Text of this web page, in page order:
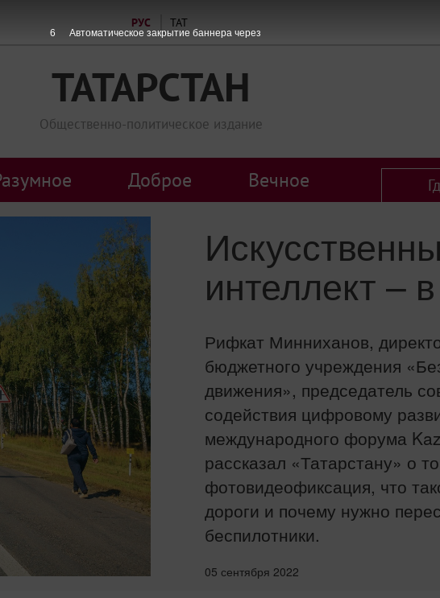
РУС ТАТ
ТАТАРСТАН
Общественно-политическое издание
Доброе Вечное
интеллект –
Рифкат Минниханов,
бюджетного учреждения
движения», председатель
содействия цифровому
международного форума
рассказал «Татарстану» о
фотовидеофиксация, что
дороги и почему нужно
беспилотники.
05 сентября 2022
5 Автоматическое закрытие баннера через